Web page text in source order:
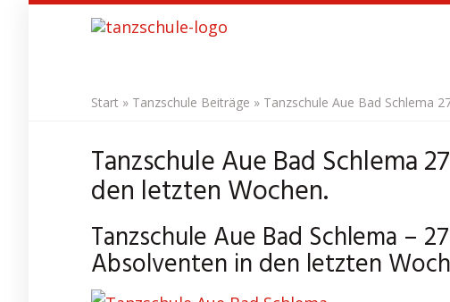
Start » Tanzschule Beiträge » Tanzschule Aue Bad Schlema
Tanzschule Aue Bad Schlema
den letzten Wochen.
Tanzschule Aue Bad Schlema –
Absolventen in den letzten